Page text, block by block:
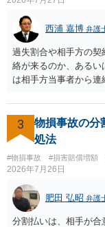
・入院の有無、通院回
やご家族等が加入し
用特約が付帯している
で、弁護士が受任す
る必要があります。日
ので、そのあたりのご
西浦 嘉博 弁護
過失割合や相手方の契
絡が来るのか、あるい
は相手方当事者から
金の支払いにつき、
合意しなければ和解
に、交渉の方向性に
ことも検討ください。
3
物損事故の分
処法
#物損事故 #損害賠償増額
2026年7月26日
肥田 弘昭 弁護
分割払いは、相手が合